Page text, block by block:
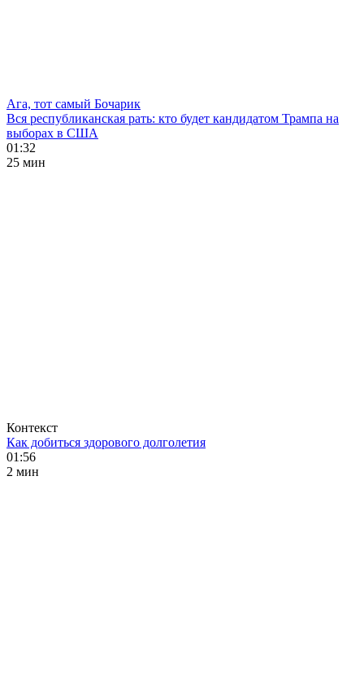
Ага, тот самый Бочарик
Вся республиканская рать: кто будет кандидатом Трампа на
выборах в США
01:32
25 мин
Контекст
Как добиться здорового долголетия
01:56
2 мин